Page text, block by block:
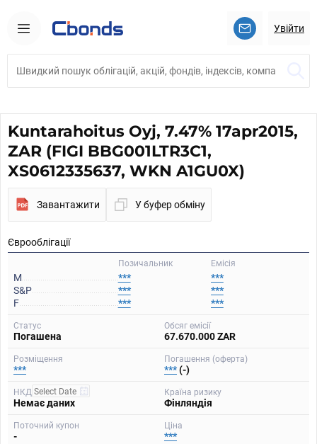
Увійти
Kuntarahoitus Oyj, 7.47% 17apr2015,
ZAR (FIGI BBG001LTR3C1,
XS0612335637, WKN A1GU0X)
Завантажити У буфер обміну
Єврооблігації
Емісія
Позичальник
M ***
***
S&P
***
***
F
***
***
Статус
Погашена
Обсяг емісії
67.670.000 ZAR
Розміщення
***
Погашення (оферта)
***(-)
НКД
Немає даних
Країна ризику
Фінляндія
Поточний купон
-
Ціна
***